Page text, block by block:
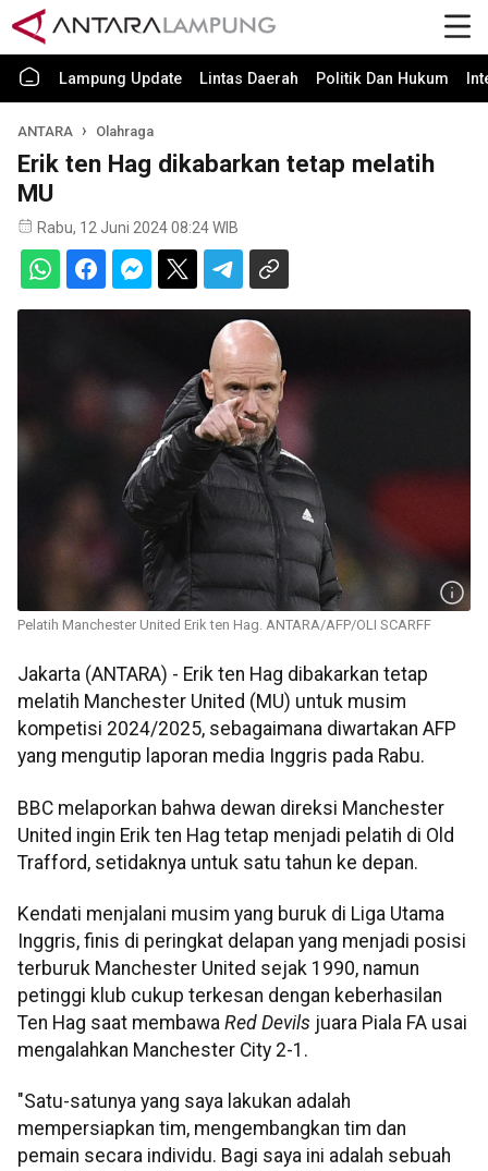
Lampung Update Lintas Daerah Politik Dan Hukum
ANTARA Olahraga
Erik ten Hag dikabarkan tetap melatih
MU
Rabu, 12 Juni 2024 08:24 WIB
Pelatih Manchester United Erik ten Hag. ANTARA/AFP/OLI SCARFF
Jakarta (ANTARA) - Erik ten Hag dibakarkan tetap
melatih Manchester United (MU) untuk musim
kompetisi 2024/2025, sebagaimana diwartakan AFP
yang mengutip laporan media Inggris pada Rabu.
BBC melaporkan bahwa dewan direksi Manchester
United ingin Erik ten Hag tetap menjadi pelatih di Old
Trafford, setidaknya untuk satu tahun ke depan.
Kendati menjalani musim yang buruk di Liga Utama
Inggris, finis di peringkat delapan yang menjadi posisi
terburuk Manchester United sejak 1990, namun
petinggi klub cukup terkesan dengan keberhasilan
Ten Hag saat membawa Red Devils juara Piala FA usai
mengalahkan Manchester City 2-1.
"Satu-satunya yang saya lakukan adalah
mempersiapkan tim, mengembangkan tim dan
pemain secara individu. Bagi saya ini adalah sebuah